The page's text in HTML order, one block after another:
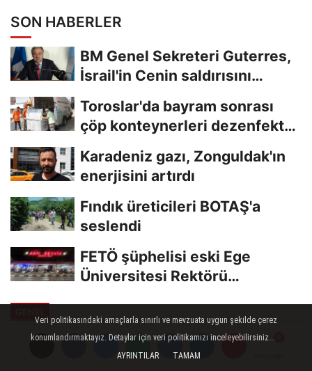
SON HABERLER
BM Genel Sekreteri Guterres,
İsrail'in Cenin saldırısını
Toroslar'da bayram sonrası
çöp konteynerleri dezenfekte
Karadeniz gazı, Zonguldak'ın
enerjisini artırdı
Fındık üreticileri BOTAŞ'a
seslendi
FETÖ şüphelisi eski Ege
Üniversitesi Rektörü
Yayınlanma: 03 Temmuz 2023 - 10:45
Veri politikasındaki amaçlarla sınırlı ve mevzuata uygun şekilde çerez
konumlandırmaktayız. Detaylar için veri politikamızı inceleyebilirsiniz...
AYRINTILAR
TAMAM